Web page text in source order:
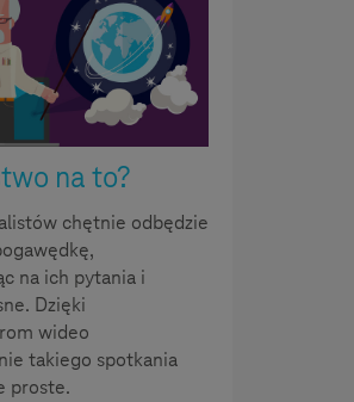
na to?
chętnie odbędzie
na ich pytania i
Dzięki
wideo
takiego spotkania
proste.